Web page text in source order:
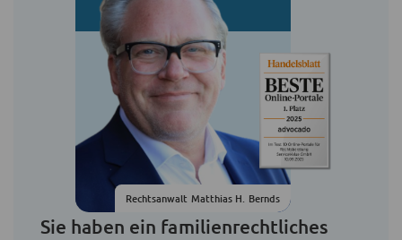
Rechtsanwalt Matthias H. Bernds
Sie haben ein familienrechtliches